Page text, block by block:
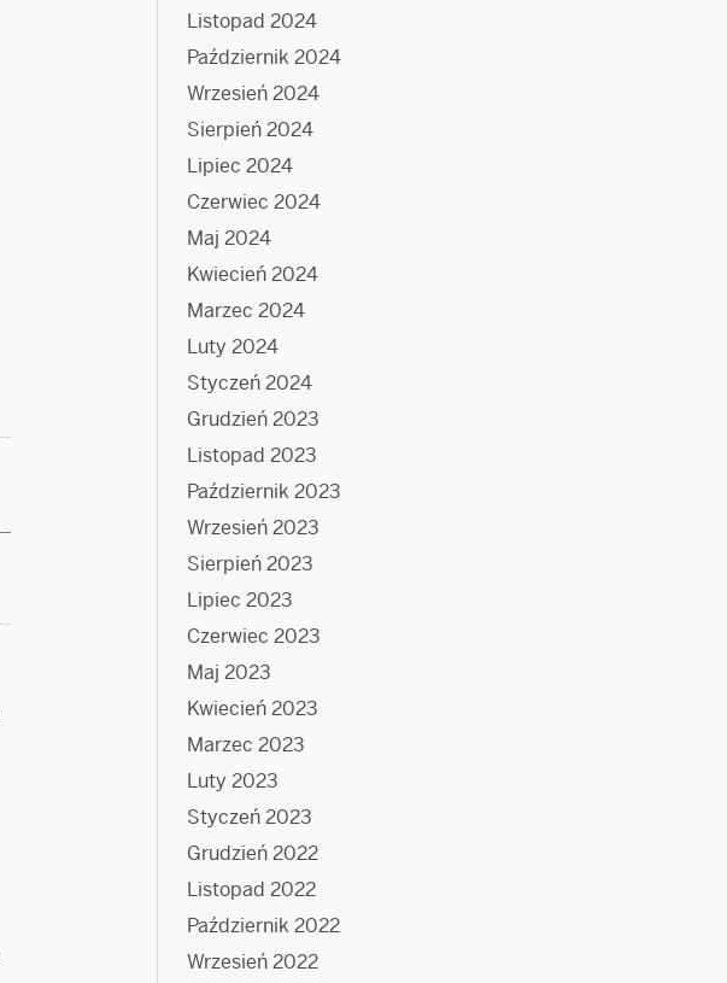
Listopad 2024
Październik 2024
Wrzesień 2024
Sierpień 2024
Lipiec 2024
Czerwiec 2024
Maj 2024
Kwiecień 2024
Marzec 2024
Luty 2024
Styczeń 2024
Grudzień 2023
Listopad 2023
Październik 2023
Wrzesień 2023
Sierpień 2023
Lipiec 2023
Czerwiec 2023
Maj 2023
Kwiecień 2023
Marzec 2023
Luty 2023
Styczeń 2023
Grudzień 2022
Listopad 2022
Październik 2022
Wrzesień 2022